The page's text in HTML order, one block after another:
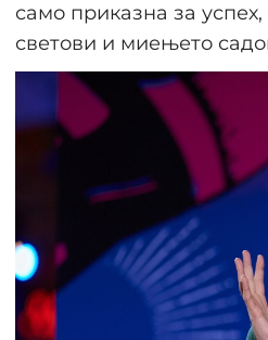
само приказна за
светови и миењето